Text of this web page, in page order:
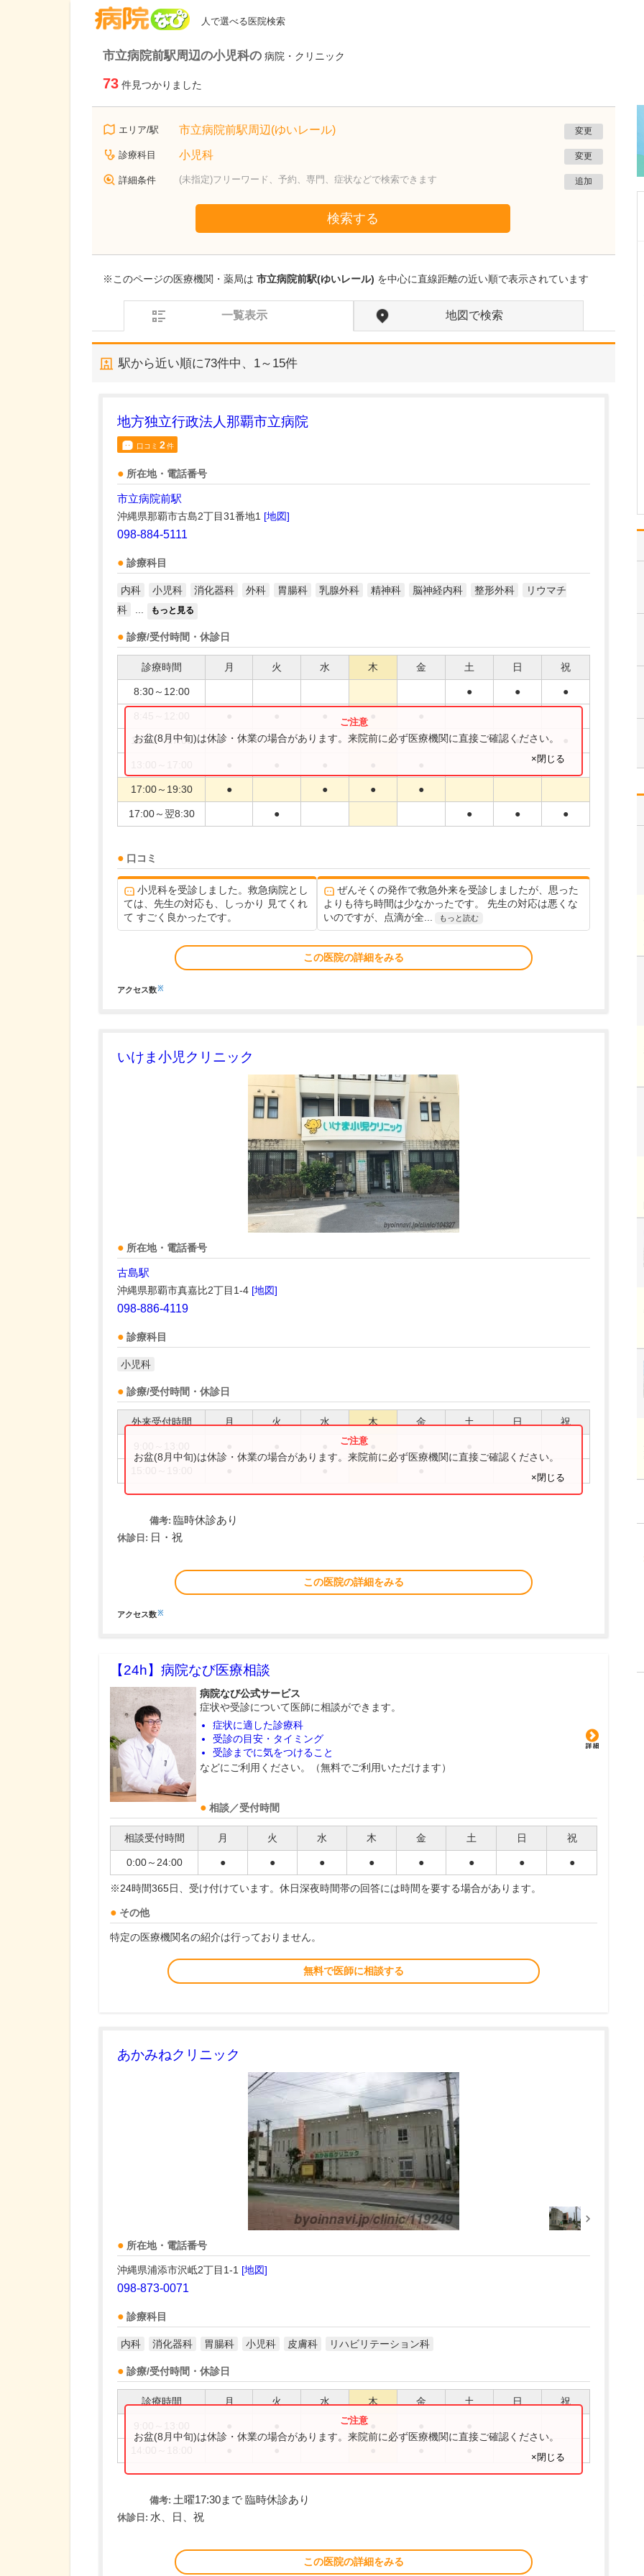
人で選べる医院検索
市立病院前駅周辺の小児科の 病院・クリニック
73 件見つかりました
エリア/駅 市立病院前駅周辺(ゆいレール) 変更
診療科目 小児科 変更
詳細条件 (未指定)フリーワード、予約、専門、症状などで検索できます 追加
検索する
※このページの医療機関・薬局は 市立病院前駅(ゆいレール) を中心に直線距離の近い順で表示されています
一覧表示 地図で検索
駅から近い順に73件中、 1～15件
地方独立行政法人那覇市立病院
口コミ 2件
所在地・電話番号
市立病院前駅
沖縄県那覇市古島2丁目31番地1 [地図]
098-884-5111
診療科目
内科 小児科 消化器科 外科 胃腸科 乳腺外科 精神科 脳神経内科 整形外科
リウマチ
科
もっと見る
診療/受付時間・休診日
診療時間 月 火 水 木 金 土 日 祝
8:30～12:00 ● ● ●
12:00～17:00 ● ●
17:00～19:30 ● ● ● ●
17:00～翌8:30 ● ● ● ●
お盆(8月中旬)は休診・休業の場合があります。来院前に必ず医療機関に直接ご確認ください。
×閉じる
口コミ
小児科を受診しました。救急病院とし
ては、先生の対応も、しっかり 見てくれ
て すごく良かったです。
ぜんそくの発作で救急外来を受診しましたが、思った
よりも待ち時間は少なかったです。 先生の対応は悪くな
いのですが、点滴が全...
もっと読む
この医院の詳細をみる
アクセス数※
いけま小児クリニック
所在地・電話番号
古島駅
沖縄県那覇市真嘉比2丁目1-4 [地図]
098-886-4119
診療科目
小児科
診療/受付時間・休診日
外来受付時間 月 火 水 木 金 土 日 祝
お盆(8月中旬)は休診・休業の場合があります。来院前に必ず医療機関に直接ご確認ください。
×閉じる
備考: 臨時休診あり
休診日: 日・祝
この医院の詳細をみる
アクセス数※
【24h】 病院なび医療相談
病院なび公式サービス
症状や受診について医師に相談ができます。
症状に適した診療科
受診の目安・タイミング
受診までに気をつけること
などにご利用ください。（無料でご利用いただけます）
相談／受付時間
相談受付時間 月 火 水 木 金 土 日 祝
0:00～24:00 ● ● ● ● ● ● ● ●
※24時間365日、受け付けています。休日深夜時間帯の回答には時間を要する場合があります。
その他
特定の医療機関名の紹介は行っておりません。
無料で医師に相談する
あかみねクリニック
所在地・電話番号
沖縄県浦添市沢岻2丁目1-1 [地図]
098-873-0071
診療科目
内科 消化器科 胃腸科 小児科 皮膚科 リハビリテーション科
診療/受付時間・休診日
診療時間 月 火 水 木 金 土 日 祝
お盆(8月中旬)は休診・休業の場合があります。来院前に必ず医療機関に直接ご確認ください。
×閉じる
備考: 土曜17:30まで 臨時休診あり
休診日: 水、日、祝
この医院の詳細をみる
群馬県高崎市
小児科メイメイくりにっく
日々の診療で心がけていることはありますか?
体調を崩したお子さんを
連れて来られる保護者の